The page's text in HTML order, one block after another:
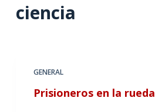
ciencia
GENERAL
Prisioneros en la rueda